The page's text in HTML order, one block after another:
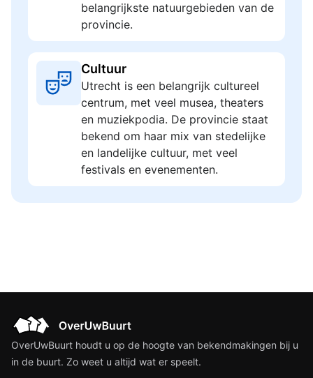
belangrijkste natuurgebieden van de
provincie.
Cultuur
Utrecht is een belangrijk cultureel
centrum, met veel musea, theaters
en muziekpodia. De provincie staat
bekend om haar mix van stedelijke
en landelijke cultuur, met veel
festivals en evenementen.
OverUwBuurt houdt u op de hoogte van bekendmakingen bij u
in de buurt. Zo weet u altijd wat er speelt.